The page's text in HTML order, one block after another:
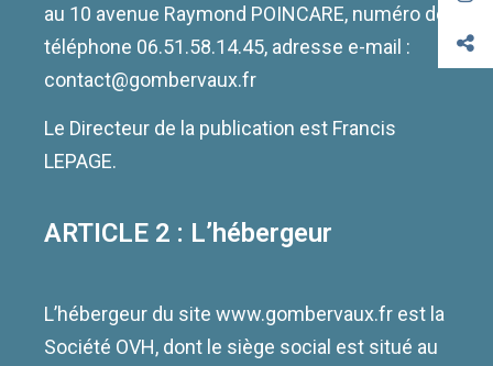
au 10 avenue Raymond POINCARE, numéro de
téléphone 06.51.58.14.45, adresse e-mail :
contact@gombervaux.fr
Le Directeur de la publication est Francis
LEPAGE.
ARTICLE 2 : L’hébergeur
L’hébergeur du site www.gombervaux.fr est la
Société OVH, dont le siège social est situé au